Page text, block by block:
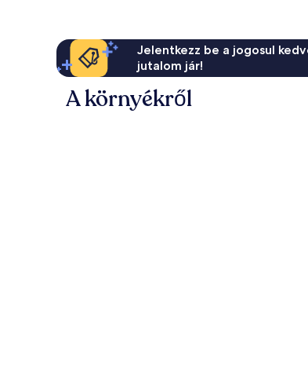
Jelentkezz be a jogosul
jutalom jár!
A környékről